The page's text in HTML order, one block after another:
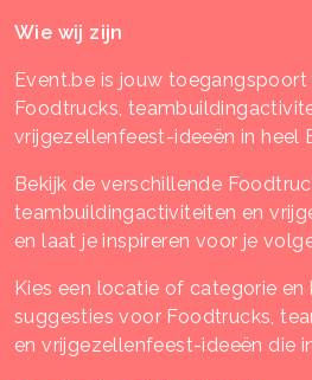
Wie wij zijn
Event.be is jouw
Foodtrucks,
vrijgezellenfeest-ideeën in heel
Bekijk de verschillende
teambuildingactiviteiten en
en laat je inspireren voor je
Kies een locatie of categorie en
suggesties voor Foodtrucks,
en vrijgezellenfeest-ideeën die